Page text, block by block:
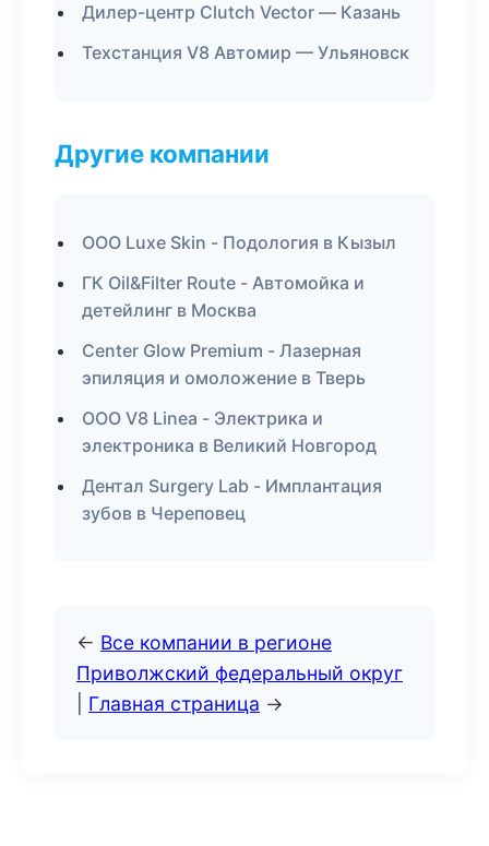
Дилер-центр Clutch Vector — Казань
Техстанция V8 Автомир — Ульяновск
Другие компании
ООО Luxe Skin - Подология в Кызыл
ГК Oil&Filter Route - Автомойка и
детейлинг в Москва
Center Glow Premium - Лазерная
эпиляция и омоложение в Тверь
ООО V8 Linea - Электрика и
электроника в Великий Новгород
Дентал Surgery Lab - Имплантация
зубов в Череповец
← Все компании в регионе
Приволжский федеральный округ
Главная страница →